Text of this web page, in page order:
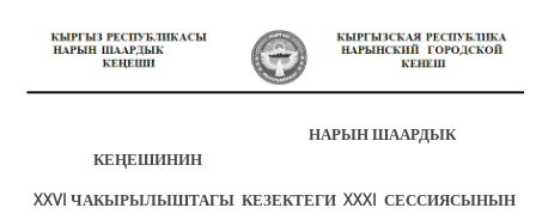
НАРЫН ШААРДЫК
КЕҢЕШИНИН
XXVI ЧАКЫРЫЛЫШТАГЫ КЕЗЕКТЕГИ XXXI СЕССИЯСЫНЫН